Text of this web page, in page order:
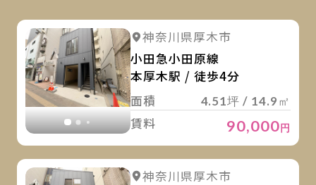
詳細を見る
神奈川県厚木市
小田急小田原線
本厚木駅 / 徒歩4分
面積
4.51坪 / 14.9㎡
賃料 90,000円
詳細を見る
神奈川県厚木市